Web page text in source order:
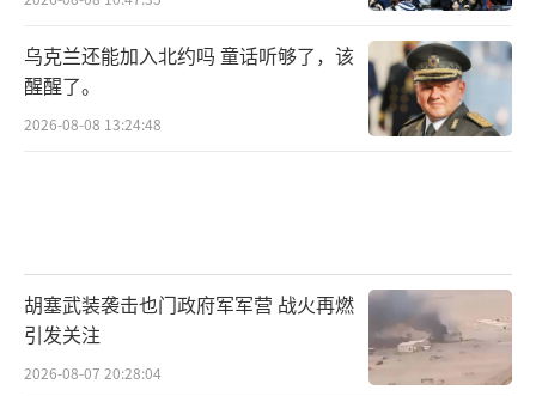
乌克兰还能加入北约吗 童话听够了，该
醒醒了。
2026-08-08 13:24:48
胡塞武装袭击也门政府军军营 战火再燃
引发关注
2026-08-07 20:28:04